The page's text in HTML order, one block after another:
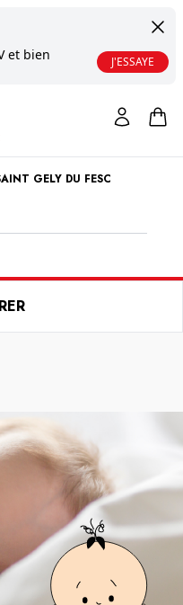
et bien
J'ESSAYE
GELY DU FESC